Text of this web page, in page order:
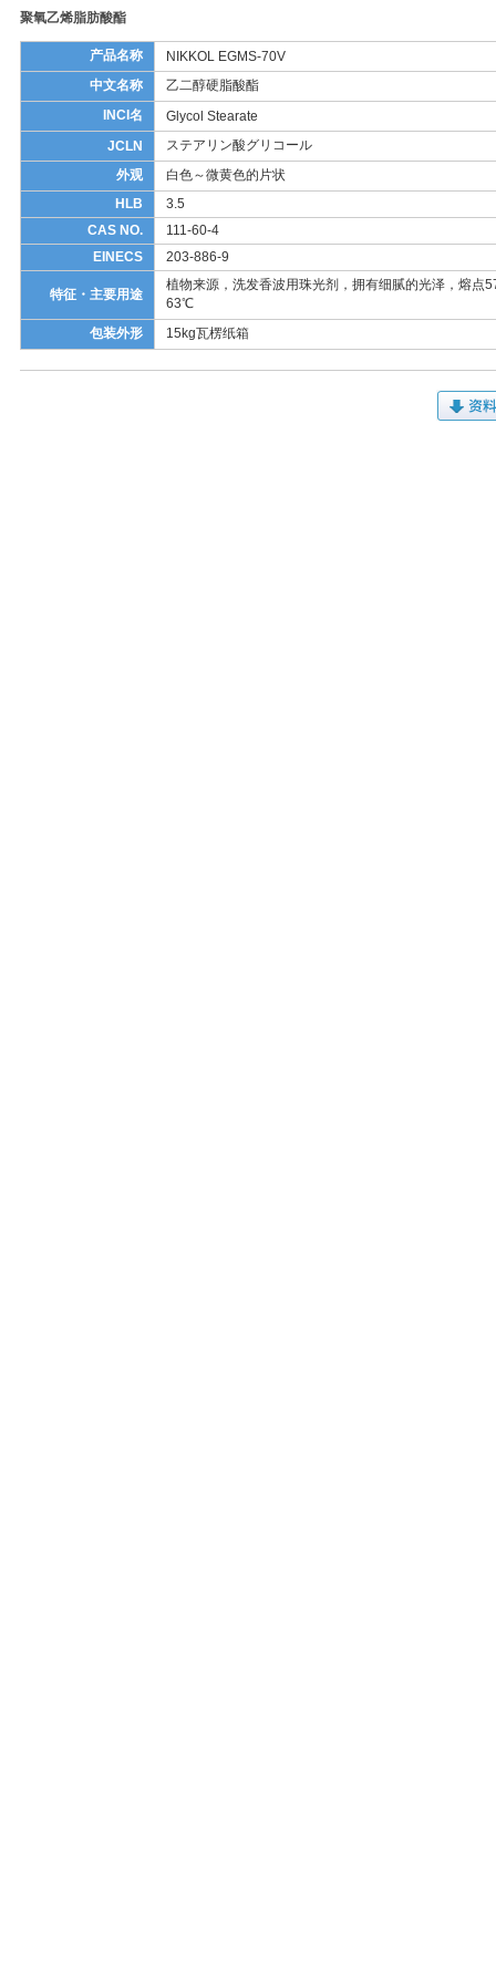
聚氧乙烯脂肪酸酯
产品名称
NIKKOL EGMS-70V
中文名称
乙二醇硬脂酸酯
INCI名
Glycol Stearate
JCLN
ステアリン酸グリコール
外观
白色～微黄色的片状
HLB
3.5
CAS NO.
111-60-4
EINECS
203-886-9
特征・主要用途
植物来源，洗发香波用珠光剂，拥有细腻的光泽，熔点
63℃
包装外形
15kg瓦楞纸箱